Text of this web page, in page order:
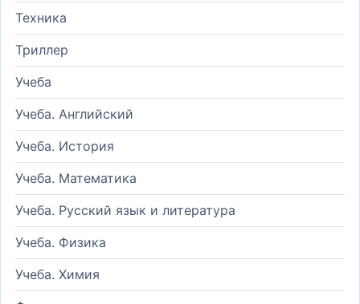
Техника
Триллер
Учеба
Учеба. Английский
Учеба. История
Учеба. Математика
Учеба. Русский язык и литература
Учеба. Физика
Учеба. Химия